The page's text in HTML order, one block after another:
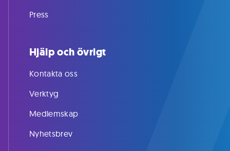
Press
Hjälp och övrigt
Kontakta oss
Verktyg
Medlemskap
Nyhetsbrev